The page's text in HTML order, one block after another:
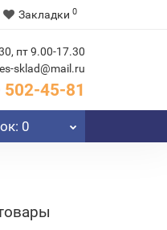
Закладки 0
пт 9.00-17.30
sklad@mail.ru
502-45-81
: 0